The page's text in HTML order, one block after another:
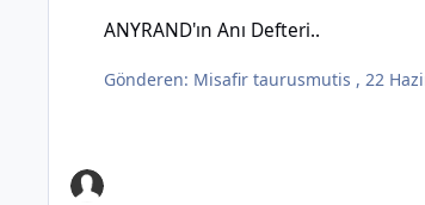
ANYRAND'ın Anı Defteri..
Gönderen: Misafir taurusmutis ,22